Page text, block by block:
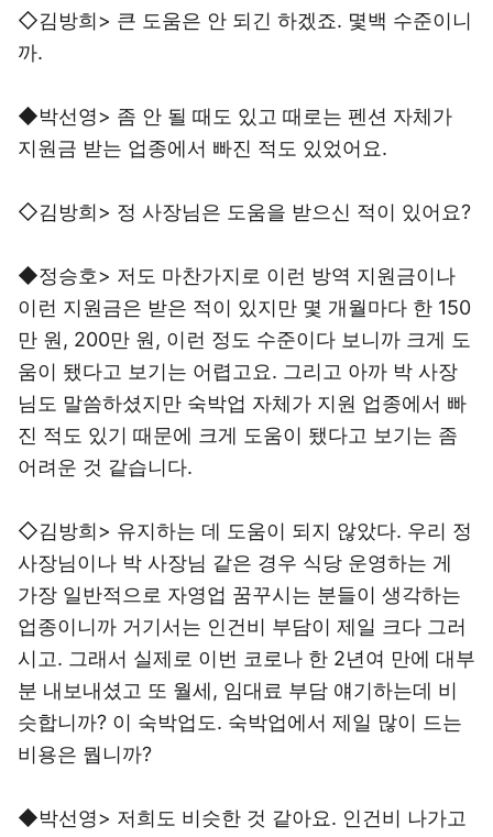
◇김방희> 큰 도움은 안 되긴 하겠죠. 몇백 수준이니
까.
◆박선영> 좀 안 될 때도 있고 때로는 펜션 자체가
지원금 받는 업종에서 빠진 적도 있었어요.
◇김방희> 정 사장님은 도움을 받으신 적이 있어요?
◆정승호> 저도 마찬가지로 이런 방역 지원금이나
이런 지원금은 받은 적이 있지만 몇 개월마다 한 150
만 원, 200만 원, 이런 정도 수준이다 보니까 크게 도
움이 됐다고 보기는 어렵고요. 그리고 아까 박 사장
님도 말씀하셨지만 숙박업 자체가 지원 업종에서 빠
진 적도 있기 때문에 크게 도움이 됐다고 보기는 좀
어려운 것 같습니다.
◇김방희> 유지하는 데 도움이 되지 않았다. 우리 정
사장님이나 박 사장님 같은 경우 식당 운영하는 게
가장 일반적으로 자영업 꿈꾸시는 분들이 생각하는
업종이니까 거기서는 인건비 부담이 제일 크다 그러
시고. 그래서 실제로 이번 코로나 한 2년여 만에 대부
분 내보내셨고 또 월세, 임대료 부담 얘기하는데 비
슷합니까? 이 숙박업도. 숙박업에서 제일 많이 드는
비용은 뭡니까?
◆박선영> 저희도 비슷한 것 같아요. 인건비 나가고